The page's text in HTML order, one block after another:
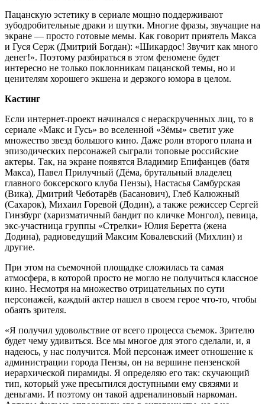
Пацанскую эстетику в сериале мощно поддерживают
зубодробительные драки и шутки. Многие фразы, звучащие на
экране — просто готовые мемы. Как говорит приятель Макса
и Гуся Серж (Дмитрий Богдан): «Шикардос! Звучит как много
денег!». Поэтому разбираться в этом феномене будет
интересно не только поклонникам пацанской темы, но и
ценителям хорошего экшена и дерзкого юмора в целом.
Кастинг
Если интернет-проект начинался с нераскрученных лиц, то в
сериале «Макс и Гусь» во вселенной «Зёмы» светит уже
множество звезд большого кино. Даже роли второго плана и
эпизодических персонажей сыграли топовые российские
актеры. Так, на экране появятся Владимир Епифанцев (батя
Макса), Павел Прилучный (Дёма, брутальный владелец
главного боксерского клуба Пензы), Настасья Самбурская
(Вика), Дмитрий Чеботарёв (Басанович), Глеб Калюжный
(Сахарок), Михаил Горевой (Додин), а также режиссер Сергей
Гинзбург (харизматичный бандит по кличке Монгол), певица,
экс-участница группы «Стрелки» Юлия Беретта (жена
Додина), радиоведущий Максим Ковалевский (Михлин) и
другие.
При этом на съемочной площадке сложилась та самая
атмосфера, в которой просто не могло не получиться классное
кино. Несмотря на множество отрицательных по сути
персонажей, каждый актер нашел в своем герое что-то, чтобы
обаять зрителя.
«Я получил удовольствие от всего процесса съемок. Зрителю
будет чему удивиться. Все мы многое для этого сделали, и, я
надеюсь, у нас получится. Мой персонаж имеет отношение к
администрации города Пензы, он на вершине пензенской
иерархической пирамиды. Я определяю его так: скучающий
тип, который уже пресытился доступными ему связями и
деньгами. И поэтому он такой адреналиновый наркоман.